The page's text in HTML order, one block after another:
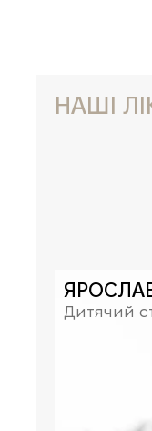
НАШІ
Дитячий